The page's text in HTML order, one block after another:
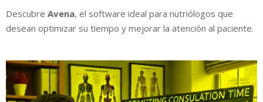
Descubre Avena, el software ideal para nutriólogos que
desean optimizar su tiempo y mejorar la atención al paciente.